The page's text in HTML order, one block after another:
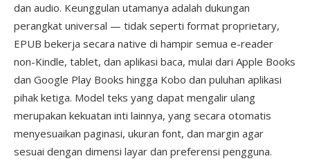
dan audio. Keunggulan utamanya adalah dukungan
perangkat universal — tidak seperti format proprietary,
EPUB bekerja secara native di hampir semua e-reader
non-Kindle, tablet, dan aplikasi baca, mulai dari Apple Books
dan Google Play Books hingga Kobo dan puluhan aplikasi
pihak ketiga. Model teks yang dapat mengalir ulang
merupakan kekuatan inti lainnya, yang secara otomatis
menyesuaikan paginasi, ukuran font, dan margin agar
sesuai dengan dimensi layar dan preferensi pengguna.